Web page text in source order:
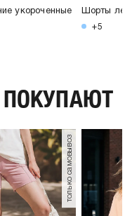
укороченные Шорты
+5
только самовывоз